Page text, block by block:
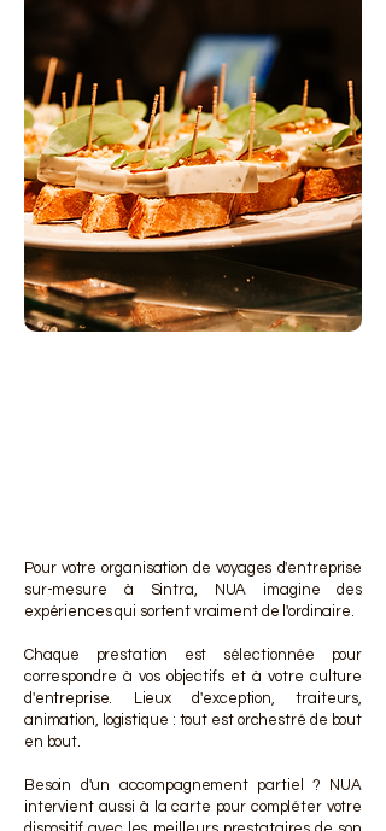
Pour votre organisation de voyages d'entreprise
sur-mesure à Sintra, NUA imagine des
expériences qui sortent vraiment de l'ordinaire.
Chaque prestation est sélectionnée pour
correspondre à vos objectifs et à votre culture
d'entreprise. Lieux d'exception, traiteurs,
animation, logistique : tout est orchestré de bout
en bout.
Besoin d'un accompagnement partiel ? NUA
intervient aussi à la carte pour compléter votre